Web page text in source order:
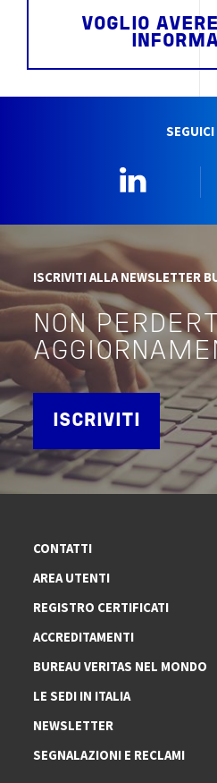
VOGLIO
SEGUICI
ISCRIVITI ALLA NEWSLETTER
NON
ISCRIVITI
CONTATTI
AREA UTENTI
REGISTRO CERTIFICATI
ACCREDITAMENTI
BUREAU VERITAS NEL MONDO
LE SEDI IN ITALIA
NEWSLETTER
SEGNALAZIONI E RECLAMI